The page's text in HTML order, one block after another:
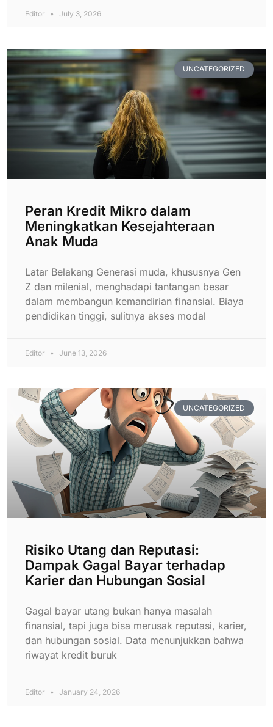
Editor July 3, 2026
UNCATEGORIZED
Peran Kredit Mikro dalam
Meningkatkan Kesejahteraan
Anak Muda
Latar Belakang Generasi muda, khususnya Gen
Z dan milenial, menghadapi tantangan besar
dalam membangun kemandirian finansial. Biaya
pendidikan tinggi, sulitnya akses modal
Editor June 13, 2026
UNCATEGORIZED
Risiko Utang dan Reputasi:
Dampak Gagal Bayar terhadap
Karier dan Hubungan Sosial
Gagal bayar utang bukan hanya masalah
finansial, tapi juga bisa merusak reputasi, karier,
dan hubungan sosial. Data menunjukkan bahwa
riwayat kredit buruk
Editor January 24, 2026